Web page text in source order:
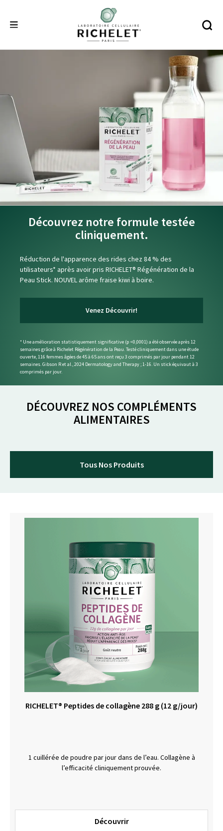
Découvrez notre formule testée
cliniquement.
Réduction de l'apparence des rides chez 84 % des
utilisateurs* après avoir pris RICHELET® Régénération de la
Peau Stick. NOUVEL arôme fraise kiwi à boire.
Venez Découvrir!
* Une amélioration statistiquement significative (p <0,0001) a été observée après 12
semaines grâce à Richelet Régénération de la Peau. Testé cliniquement dans une étude
ouverte, 116 femmes âgées de 45 à 65 ans ont reçu 3 comprimés par jour pendant 12
semaines. Gibson R et al., 2024 Dermatology and Therapy ; 1-16. Un stick équivaut à 3
comprimés par jour.
DÉCOUVREZ NOS COMPLÉMENTS
ALIMENTAIRES
Tous Nos Produits
RICHELET® Peptides de collagène 288 g (12 g/jour)
1 cuillérée de poudre par jour dans de l’eau. Collagène à
l’efficacité cliniquement prouvée.
Découvrir